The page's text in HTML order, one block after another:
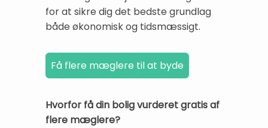
for at sikre dig det bedste grundlag
både økonomisk og tidsmæssigt.
Hvorfor få din bolig vurderet gratis af
flere mæglere?